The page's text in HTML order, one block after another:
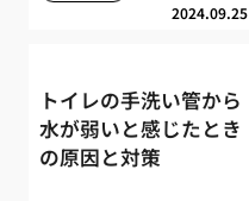
2024.09.25
トイレの手洗い管から
水が弱いと感じたとき
の原因と対策